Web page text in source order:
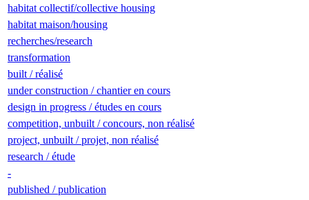
habitat collectif/collective housing
habitat maison/housing
recherches/research
transformation
built / réalisé
under construction / chantier en cours
design in progress / études en cours
competition, unbuilt / concours, non réalisé
project, unbuilt / projet, non réalisé
research / étude
-
published / publication